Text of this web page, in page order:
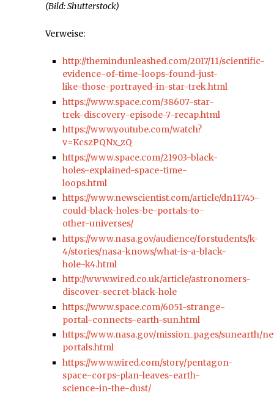
(Bild: Shutterstock)
Verweise:
http://themindunleashed.com/2017/11/scientific-
evidence-of-time-loops-found-just-
like-those-portrayed-in-star-trek.html
https://www.space.com/38607-star-
trek-discovery-episode-7-recap.html
https://www.youtube.com/watch?
v=KcszPQNx_zQ
https://www.space.com/21903-black-
holes-explained-space-time-
loops.html
https://www.newscientist.com/article/dn11745-
could-black-holes-be-portals-to-
other-universes/
https://www.nasa.gov/audience/forstudents/k-
4/stories/nasa-knows/what-is-a-black-
hole-k4.html
http://www.wired.co.uk/article/astronomers-
discover-secret-black-hole
https://www.space.com/6051-strange-
portal-connects-earth-sun.html
https://www.nasa.gov/mission_pages/sunearth/
portals.html
https://www.wired.com/story/pentagon-
space-corps-plan-leaves-earth-
science-in-the-dust/